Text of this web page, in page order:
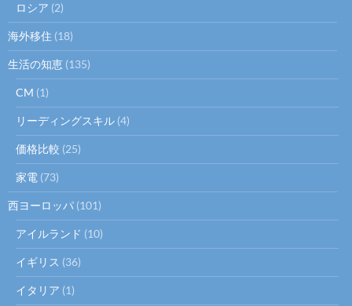
ロシア (2)
海外移住 (18)
生活の知恵 (135)
CM (1)
リーディングスキル (4)
価格比較 (25)
家電 (73)
西ヨーロッパ (101)
アイルランド (10)
イギリス (36)
イタリア (1)